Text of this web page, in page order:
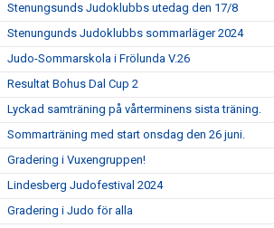
Stenungsunds Judoklubbs utedag den 17/8
Stenungunds Judoklubbs sommarläger 2024
Judo-Sommarskola i Frölunda V.26
Resultat Bohus Dal Cup 2
Lyckad samträning på vårterminens sista träning.
Sommarträning med start onsdag den 26 juni.
Gradering i Vuxengruppen!
Lindesberg Judofestival 2024
Gradering i Judo för alla